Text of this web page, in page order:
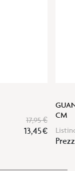
17,95 €
13,45 €
CM